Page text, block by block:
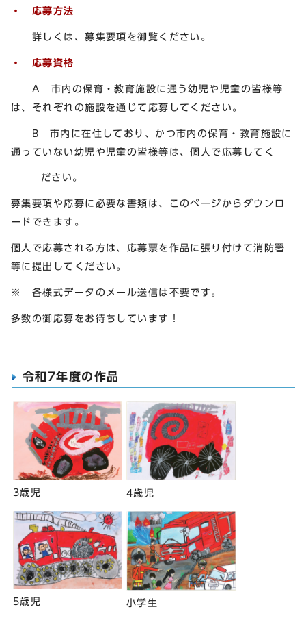
・ 応募方法
詳しくは、募集要項を御覧ください。
・ 応募資格
A 市内の保育・教育施設に通う幼児や児童の皆様等
は、それぞれの施設を通じて応募してください。
B 市内に在住しており、かつ市内の保育・教育施設に
通っていない幼児や児童の皆様等は、個人で応募してく
ださい。
募集要項や応募に必要な書類は、このページからダウンロ
ードできます。
個人で応募される方は、応募票を作品に張り付けて消防署
等に提出してください。
※ 各様式データのメール送信は不要です。
多数の御応募をお待ちしています！
令和7年度の作品
3歳児 4歳児
5歳児 小学生